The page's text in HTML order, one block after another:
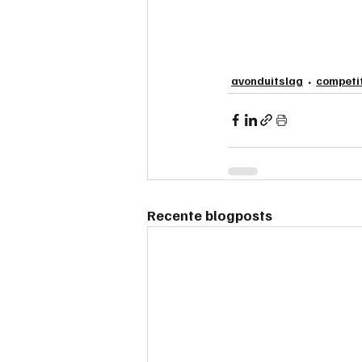
avonduitslag
Recente blogposts